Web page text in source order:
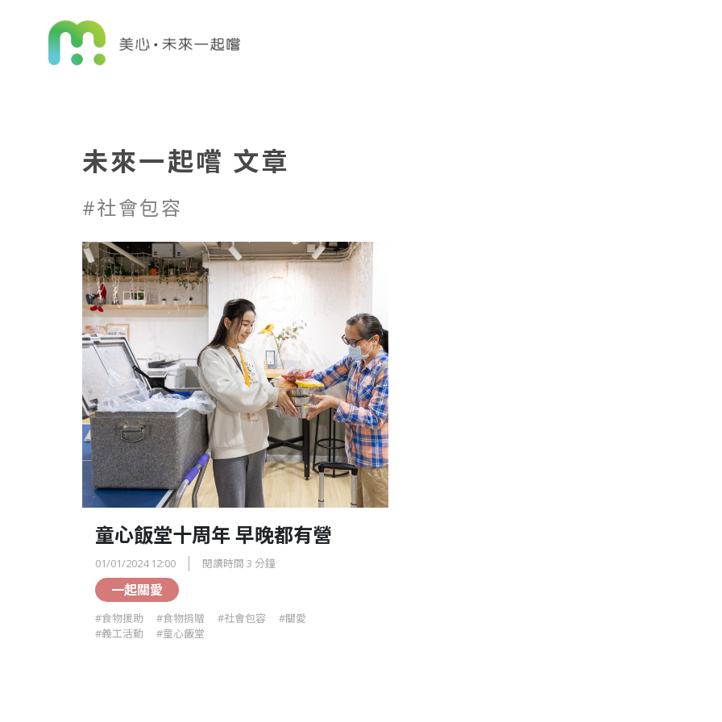
未來一起嚐 文章
#社會包容
童心飯堂十周年 早晚都有營
01/01/2024 12:00 閱讀時間 3 分鐘
一起關愛
#食物援助 #食物捐贈 #社會包容
#關愛
#義工活動
#童心飯堂